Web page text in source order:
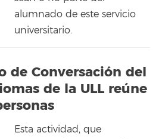
alumnado de este servicio
universitario.
de Conversación del
de la ULL reúne
Esta actividad, que